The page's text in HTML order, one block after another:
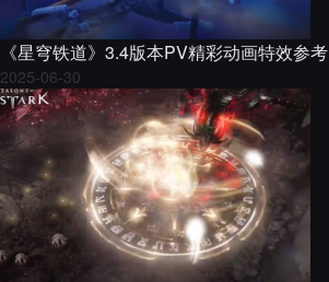
《星穹铁道》3.4版本PV精彩动画特效参考
2025-06-30